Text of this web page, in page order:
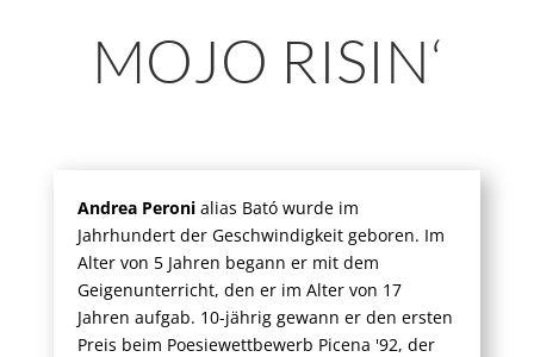
MOJO RISIN‘
Andrea Peronialias Bató wurde im
Jahrhundert der Geschwindigkeit geboren. Im
Alter von 5 Jahren begann er mit dem
Geigenunterricht, den er im Alter von 17
Jahren aufgab. 10-jährig gewann er den ersten
Preis beim Poesiewettbewerb Picena '92, der